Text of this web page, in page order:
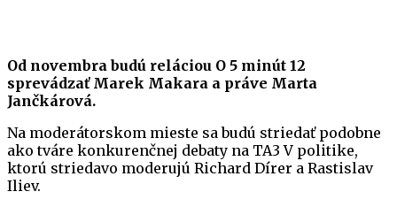
Od novembra budú reláciou O 5 minút 12
sprevádzať Marek Makara a práve Marta
Jančkárová.
Na moderátorskom mieste sa budú striedať podobne
ako tváre konkurenčnej debaty na TA3 V politike,
ktorú striedavo moderujú Richard Dírer a Rastislav
Iliev.